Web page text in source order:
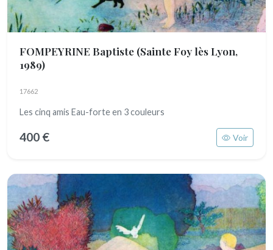
FOMPEYRINE Baptiste (Sainte Foy lès Lyon,
1989)
17662
Les cinq amis Eau-forte en 3 couleurs
400 € Voir